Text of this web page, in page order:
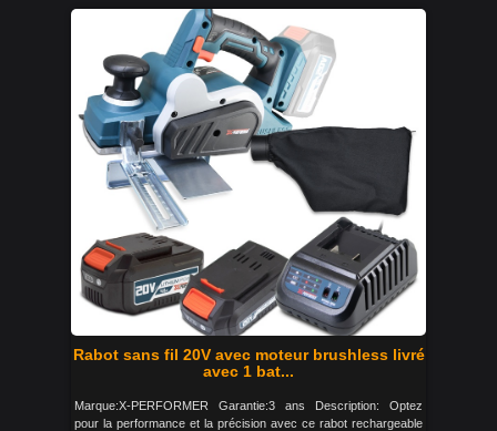
Rabot sans fil 20V avec moteur brushless livré
avec 1 bat...
Marque:X-PERFORMER Garantie:3 ans Description: Optez
pour la performance et la précision avec ce rabot rechargeable